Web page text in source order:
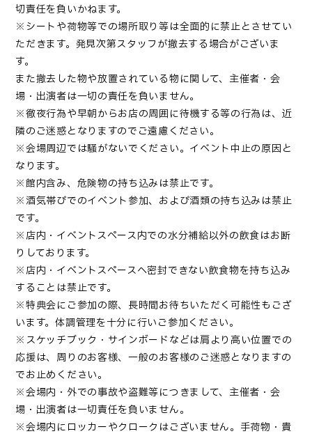
切責任を負いかねます。
※シートや荷物等での場所取り等は全面的に禁止とさせてい
ただきます。発見次第スタッフが撤去する場合がございま
す。
また撤去した物や放置されている物に関して、主催者・会
場・出演者は一切の責任を負いません。
※徹夜行為や早朝からお店の周囲に待機する等の行為は、近
隣のご迷惑となりますのでご遠慮ください。
※会場周辺では騒がないでください。イベント中止の原因と
なります。
※館内含み、危険物の持ち込みは禁止です。
※酒気帯びでのイベント参加、および酒類の持ち込みは禁止
です。
※店内・イベントスペース内での水分補給以外の飲食はお断
りしております。
※店内・イベントスペースへ密封できない飲食物を持ち込み
することは禁止です。
※特典会にご参加の際、長時間お待ちいただく可能性もござ
います。体調管理を十分に行いご参加ください。
※ スケッチブック・サインボードなどは肩より高い位置での
応援は、周りのお客様、一般のお客様のご迷惑となりますの
でお止めください。
※会場内・外での事故や盗難等につきまして、主催者・会
場・出演者は一切責任を負いません。
※会場内にロッカーやクロークはございません。手荷物・貴